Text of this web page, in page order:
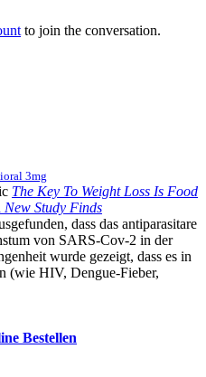
to join the conversation.
3mg
The Key To Weight Loss Is Food
Study Finds
dass das antiparasitare
von SARS-Cov-2 in der
wurde gezeigt, dass es in
(wie HIV, Dengue-Fieber,
Bestellen